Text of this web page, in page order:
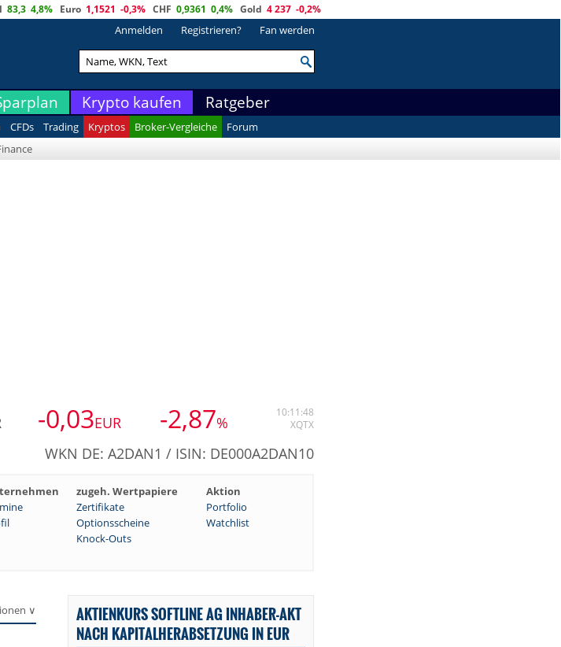
83,3 4,8% Euro 1,1521 -0,3% CHF 0,9361 0,4% Gold 4 237 -0,2%
Anmelden Registrieren? Fan werden
Krypto kaufen Ratgeber
CFDs Trading Kryptos Broker-Vergleiche
Forum
-0,03EUR -2,87%
10:11:48
XQTX
WKN DE: A2DAN1 / ISIN: DE000A2DAN10
zugeh. Wertpapiere
Aktion
Zertifikate
Portfolio
Optionsscheine
Watchlist
Knock-Outs
∨
AKTIENKURS SOFTLINE AG INHABER-AKT
NACH KAPITALHERABSETZUNG IN EUR